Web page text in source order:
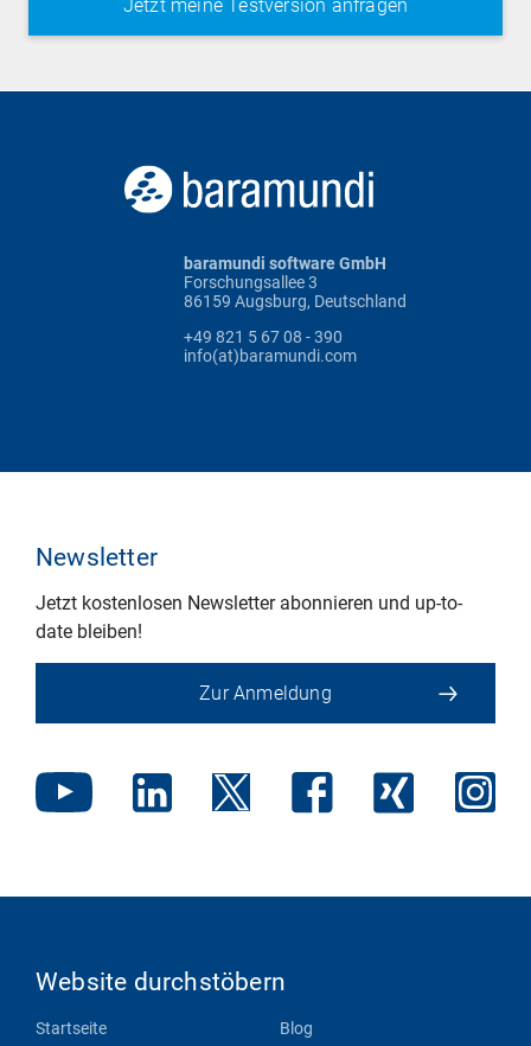
baramundi software GmbH
Forschungsallee 3
86159 Augsburg, Deutschland
+49 821 5 67 08 - 390
info(at)baramundi.com
Newsletter
Jetzt kostenlosen Newsletter abonnieren und up-to-
date bleiben!
Zur Anmeldung
Website durchstöbern
Startseite Blog